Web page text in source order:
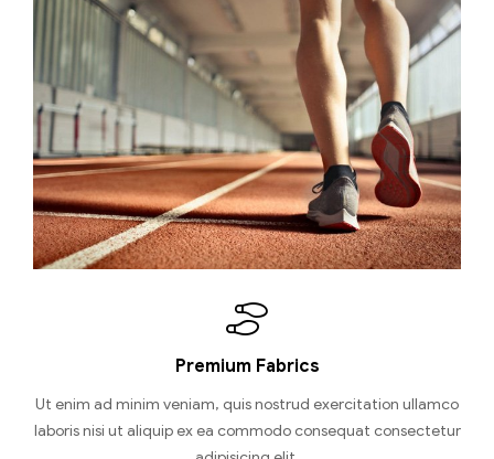
Premium Fabrics
Ut enim ad minim veniam, quis nostrud exercitation ullamco
laboris nisi ut aliquip ex ea commodo consequat consectetur